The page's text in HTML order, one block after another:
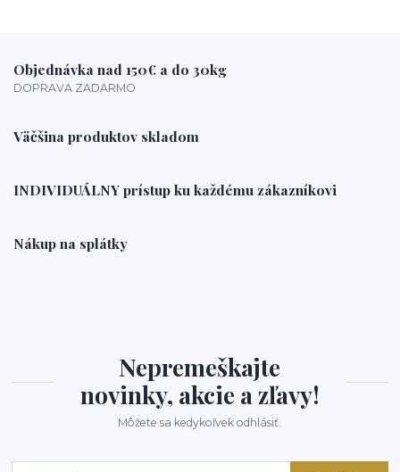
Objednávka nad 150€ a do 30kg
DOPRAVA ZADARMO
Väčšina produktov skladom
INDIVIDUÁLNY prístup ku každému zákazníkovi
Nákup na splátky
Nepremeškajte
novinky, akcie a zľavy!
Môžete sa kedykoľvek odhlásiť.